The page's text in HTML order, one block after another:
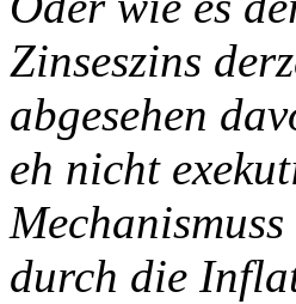
Zinseszins
abgesehen
eh nicht
durch die